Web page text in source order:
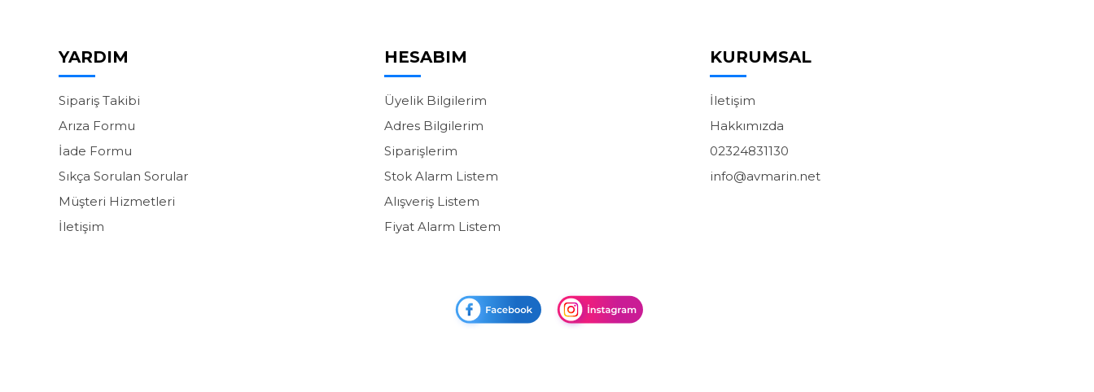
YARDIM
Sipariş Takibi
Arıza Formu
İade Formu
Sıkça Sorulan Sorular
Müşteri Hizmetleri
İletişim
HESABIM
Üyelik Bilgilerim
Adres Bilgilerim
Siparişlerim
Stok Alarm Listem
Alışveriş Listem
Fiyat Alarm Listem
KURUMSAL
İletişim
Hakkımızda
02324831130
info@avmarin.net